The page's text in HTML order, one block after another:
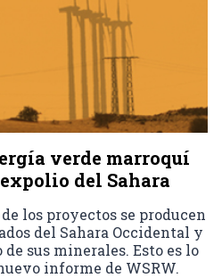
verde marroquí
del Sahara
los proyectos se producen
del Sahara Occidental y
de sus minerales. Esto es lo
informe de WSRW.